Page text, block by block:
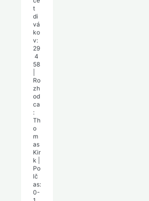
t
di
vá
ko
v:
29
4
58
Ro
zh
od
ca
:
Th
o
m
as
Kir
k
Po
lč
as:
0-